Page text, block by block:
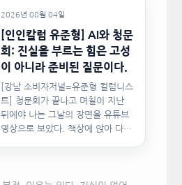
2026년 08월 04일
[인인칼럼 유준형] AI와 청문
회: 진실을 부르는 힘은 고성
이 아니라 준비된 질문이다.
[강남 소비자저널=유준형 컬럼니스
트] 청문회가 끝나고 며칠이 지난
뒤에야 나는 그날의 장면을 유튜브
영상으로 보았다. 책상에 앉아 다른